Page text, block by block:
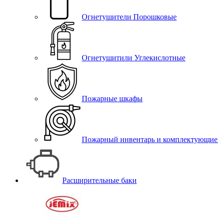
Огнетушители Порошковые
Огнетушитили Углекислотные
Пожарные шкафы
Пожарный инвентарь и
Расширительные баки